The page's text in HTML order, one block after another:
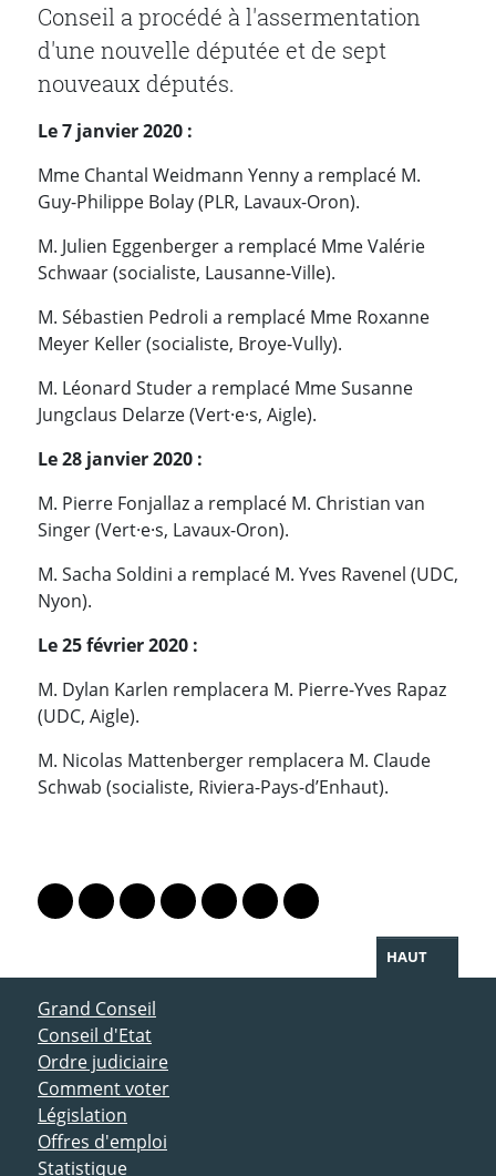
Conseil a procédé à l'assermentation
d'une nouvelle députée et de sept
nouveaux députés.
Le 7 janvier 2020 :
Mme Chantal Weidmann Yenny a remplacé M.
Guy-Philippe Bolay (PLR, Lavaux-Oron).
M. Julien Eggenberger a remplacé Mme Valérie
Schwaar (socialiste, Lausanne-Ville).
M. Sébastien Pedroli a remplacé Mme Roxanne
Meyer Keller (socialiste, Broye-Vully).
M. Léonard Studer a remplacé Mme Susanne
Jungclaus Delarze (Vert·e·s, Aigle).
Le 28 janvier 2020 :
M. Pierre Fonjallaz a remplacé M. Christian van
Singer (Vert·e·s, Lavaux-Oron).
M. Sacha Soldini a remplacé M. Yves Ravenel (UDC,
Nyon).
Le 25 février 2020 :
M. Dylan Karlen remplacera M. Pierre-Yves Rapaz
(UDC, Aigle).
M. Nicolas Mattenberger remplacera M. Claude
Schwab (socialiste, Riviera-Pays-d’Enhaut).
Lien vers le profil Mastodon
Lien vers le profil Bluesky
Lien vers le profil Instagram
Lien vers le profil Linkedin
Lien vers le profil Facebook
Lien vers le profil Twitter
Partager par WhatsApp
HAUT
ACCÈS DIRECT
Grand Conseil
Conseil d'Etat
Ordre judiciaire
Comment voter
Législation
Offres d'emploi
Statistique